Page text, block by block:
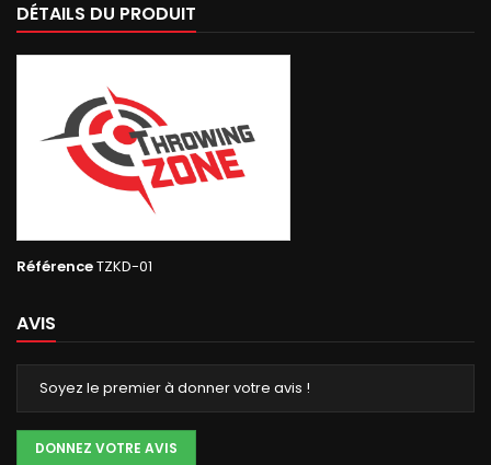
DÉTAILS DU PRODUIT
RéférenceTZKD-01
AVIS
Soyez le premier à donner votre avis !
DONNEZ VOTRE AVIS